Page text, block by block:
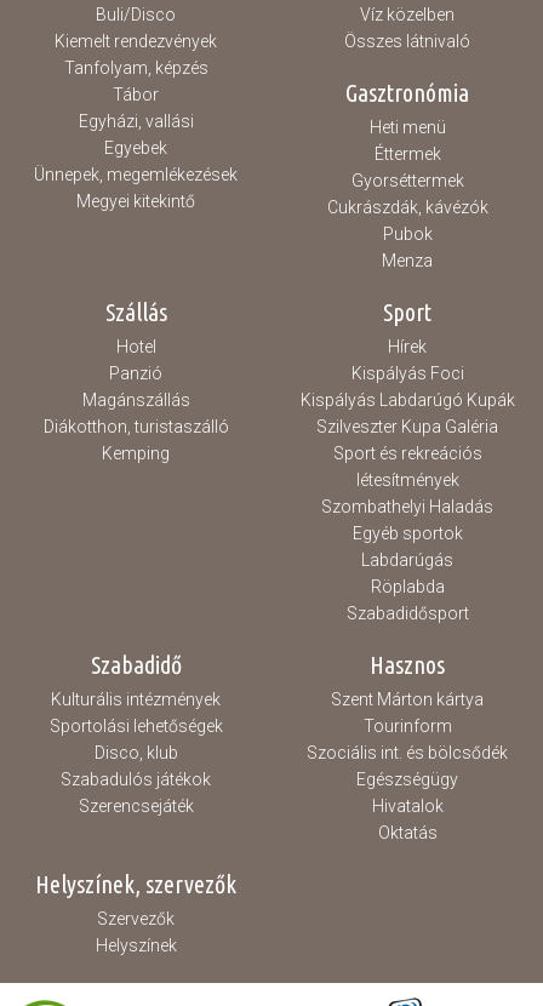
Buli/Disco
Kiemelt rendezvények
Tanfolyam, képzés
Tábor
Egyházi, vallási
Egyebek
Ünnepek, megemlékezések
Megyei kitekintő
Víz közelben
Összes látnivaló
Gasztronómia
Heti menü
Éttermek
Gyorséttermek
Cukrászdák, kávézók
Pubok
Menza
Szállás
Hotel
Panzió
Magánszállás
Diákotthon, turistaszálló
Kemping
Sport
Hírek
Kispályás Foci
Kispályás Labdarúgó Kupák
Szilveszter Kupa Galéria
Sport és rekreációs
létesítmények
Szombathelyi Haladás
Egyéb sportok
Labdarúgás
Röplabda
Szabadidősport
Szabadidő
Kulturális intézmények
Sportolási lehetőségek
Disco, klub
Szabadulós játékok
Szerencsejáték
Hasznos
Szent Márton kártya
Tourinform
Szociális int. és bölcsődék
Egészségügy
Hivatalok
Oktatás
Helyszínek, szervezők
Szervezők
Helyszínek